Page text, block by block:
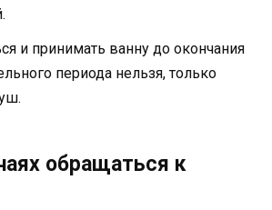
и принимать ванну до окончания
периода нельзя, только
обращаться к